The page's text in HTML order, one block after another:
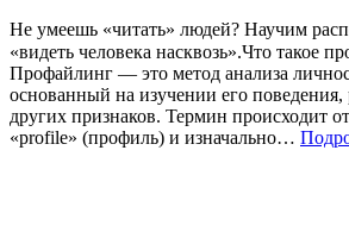
Не умеешь «читать» людей? Научим
«видеть человека насквозь».Что такое
Профайлинг — это метод анализа
основанный на изучении его
других признаков. Термин происходит
«profile» (профиль) и изначально…